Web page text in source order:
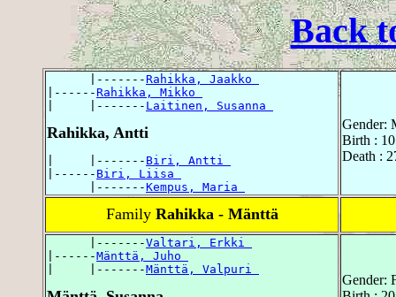
Back
      |-------
Rahikka, Jaakko
|------Rahikka, Mikko
|     |------- Laitinen, Susanna
Rahikka, Antti
|     |------- Biri, Antti
|------ Biri, Liisa
      |-------
Kempus, Maria
Gender:
Birth :
Death :
Family Rahikka - Mänttä
      |-------
Valtari, Erkki
|------Mänttä, Juho
|     |-------Mänttä, Valpuri
Gender: